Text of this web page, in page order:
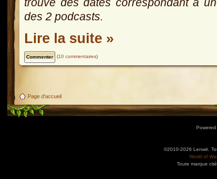
trouvé des dates correspondant à
des 2 podcasts.
Lire la suite »
(10 commentaires)
Page d'accueil
©2010-2026 Lenwë.
World of
Toute marque